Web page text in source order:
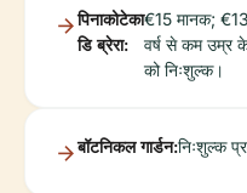
पिनाकोटेका
डि ब्रेरा:
€15 मानक; €13
वर्ष से कम उम्र
को निःशुल्क।
बॉटनिकल गार्डन:निःशुल्क